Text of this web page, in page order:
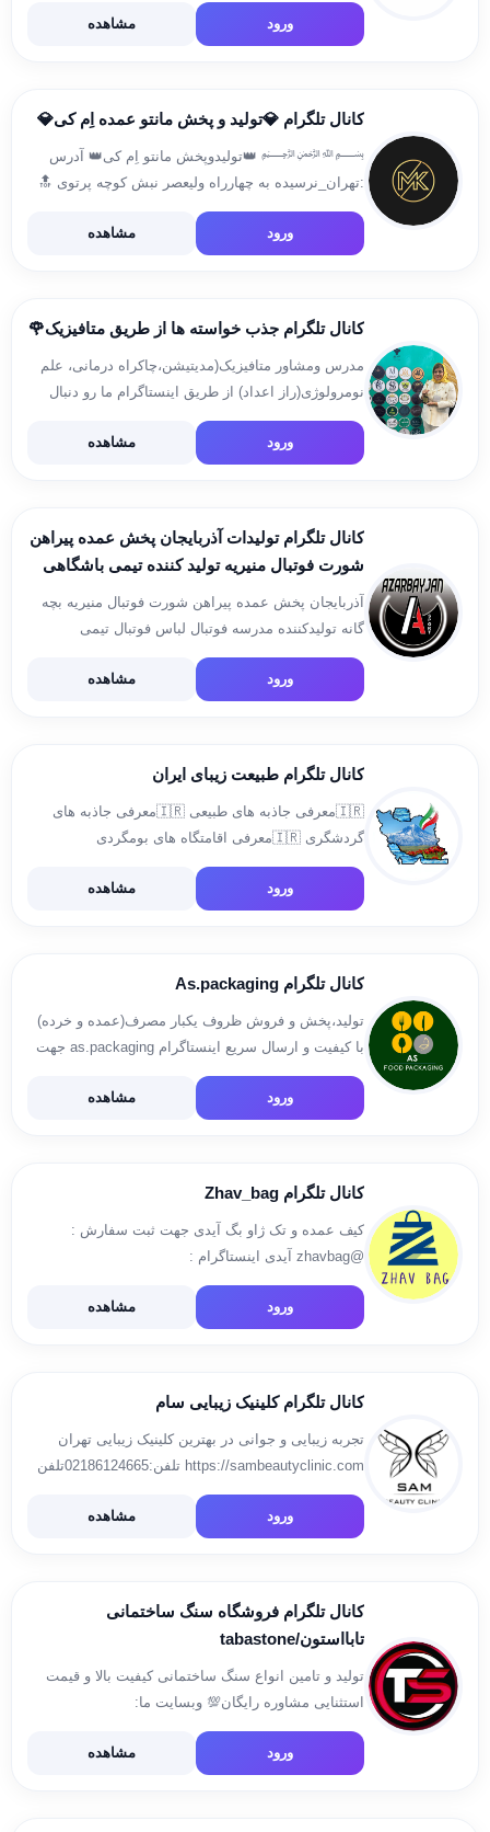
ورود مشاهده
کانال تلگرام 💎تولید و پخش مانتو عمده اِم کی💎
﷽ 👑تولیدوپخش مانتو اِم کی👑 آدرس
:تهران_نرسیده به چهارراه ولیعصر نبش کوچه پرتوی 🔝
💎ارائه مدلهای زیبا و باکیفیت زیر قیمت کل بازار
09384712198 @mohsenkm97 لینک اینستاگرامورود مشاهده
کانال تلگرام جذب خواسته ها از طریق متافیزیک🌹
مدرس ومشاور متافیزیک(مدیتیشن،چاکراه درمانی، علم
نومرولوژی(راز اعداد) از طریق اینستاگرام ما رو دنبال
کنید 🌹 پیج: ghazal.fahmidehkar@
ورود
مشاهده
کانال تلگرام تولیدات آذربایجان پخش عمده پیراهن
شورت فوتبال منیریه تولید کننده تیمی باشگاهی
مدرسه فوتبال بچه گانه لباس فوتبال ورزشی
آذربایجان پخش عمده پیراهن شورت فوتبال منیریه بچه
گانه تولیدکننده مدرسه فوتبال لباس فوتبال تیمی
باشگاهی ✅اینستاگرام : http://instagram.com/azbsport
✅سایت : https://azbsport.com ✅کارت ویزیت:
ورود مشاهده
کانال تلگرام طبیعت زیبای ایران
🇮🇷معرفی جاذبه های طبیعی 🇮🇷معرفی جاذبه های
گردشگری 🇮🇷معرفی اقامتگاه های بومگردی
ـــــــــــــــــــــــــــــــــــــــــــــــــ 👈ایران
زیباست،کافیه اهل سفر باشی👉 ما رو در اینستاگرام هم
ورود مشاهده
کانال تلگرام As.packaging
تولید،پخش و فروش ظروف یکبار مصرف(عمده و خرده)
با کیفیت و ارسال سریع اینستاگرام as.packaging جهت
@aspackaging2 +989193034044 دارای واتس اپ و
ورود مشاهده
کانال تلگرام Zhav_bag
کیف عمده و تک ژاو بگ آیدی جهت ثبت سفارش :
@zhavbag آیدی اینستاگرام :
https://www.instagram.com/zhav_bag
ورود
مشاهده
کانال تلگرام کلینیک زیبایی سام
تجربه زیبایی و جوانی در بهترین کلینیک زیبایی تهران
https://sambeautyclinic.com تلفن:02186124665تلفن
مشاوره:09924344591
اینستاگرام:https://instagram.com/sam_beauty_clinic
ورود مشاهده
کانال تلگرام فروشگاه سنگ ساختمانی
تابااستون/tabastone
تولید و تامین انواع سنگ ساختمانی کیفیت بالا و قیمت
استثنایی مشاوره رایگان💯 وبسایت ما:
www.tabastone.com اینستاگرام ما: @taba_stone
ورود
مشاهده